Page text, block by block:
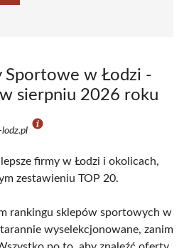
Sportowe w Łodzi -
sierpniu 2026 roku
firmy w Łodzi i okolicach,
zestawieniu TOP 20.
rankingu sklepów sportowych w
wyselekcjonowane, zanim